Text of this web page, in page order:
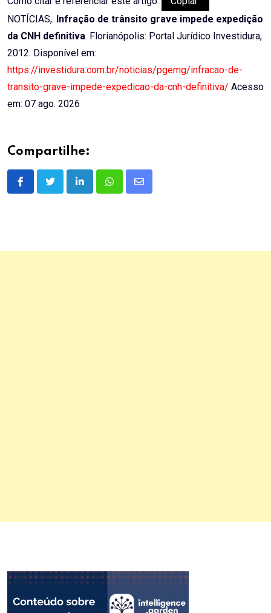
NOTÍCIAS,. Infração de trânsito grave impede expedição
da CNH definitiva. Florianópolis: Portal Jurídico Investidura,
2012. Disponível em:
https://investidura.com.br/noticias/pgemg/infracao-de-
transito-grave-impede-expedicao-da-cnh-definitiva/ Acesso
em: 07 ago. 2026
Compartilhe:
LinkedInWhatsappShare